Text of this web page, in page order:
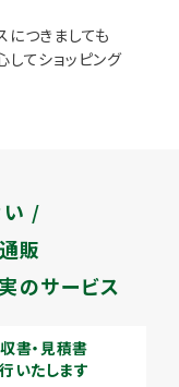
につきましても
してショッピング
い /
販
のサービス
書・見積書
いたします